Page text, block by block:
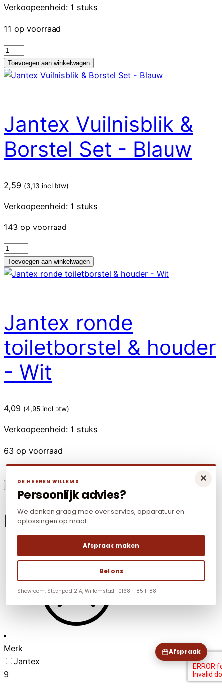
Verkoopeenheid: 1 stuks
11 op voorraad
Jantex
Stoffer
en
Geel
aantal
Toevoegen aan winkelwagen
Jantex Vuilnisblik &
Borstel Set - Blauw
2,59 (3,13 incl btw)
Verkoopeenheid: 1 stuks
143 op voorraad
Jantex
Vuilnisblik
&
Blauw
aantal
Toevoegen aan winkelwagen
Jantex ronde
toiletborstel & houder
- Wit
4,09 (4,95 incl btw)
Verkoopeenheid: 1 stuks
63 op voorraad
ronde
toiletborstel
houder
aantal
Toevoegen aan winkelwagen
Filter resultaten
Merk
Jantex
9
Afspraak
×
DE HEEREN WILLEMS
Persoonlijk advies?
We denken graag mee over servies, apparatuur en
oplossingen op maat.
Afspraak maken
Bel ons
Showroom: Steenpad 21A, Willemstad · 0168 - 85 11 88